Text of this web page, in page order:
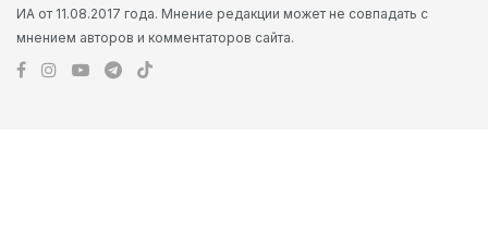
ИА от 11.08.2017 года. Мнение редакции может не совпадать с
мнением авторов и комментаторов сайта.